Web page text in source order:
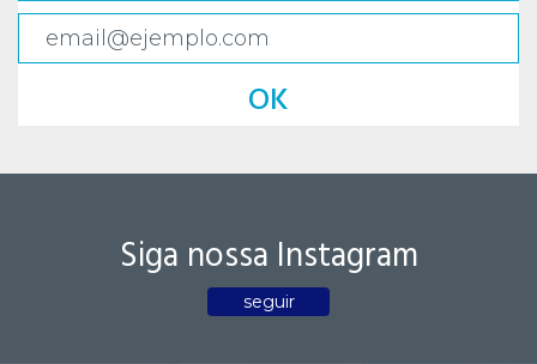
OK
Siga nossa Instagram
seguir